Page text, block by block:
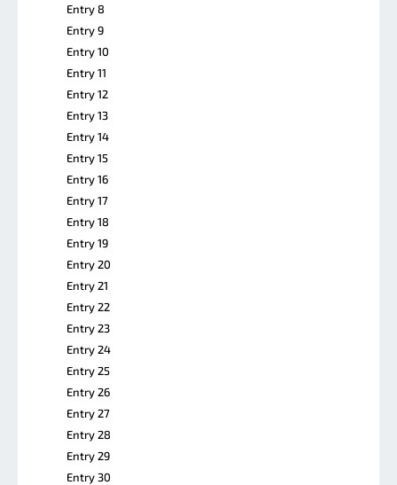
Entry 8
Entry 9
Entry 10
Entry 11
Entry 12
Entry 13
Entry 14
Entry 15
Entry 16
Entry 17
Entry 18
Entry 19
Entry 20
Entry 21
Entry 22
Entry 23
Entry 24
Entry 25
Entry 26
Entry 27
Entry 28
Entry 29
Entry 30